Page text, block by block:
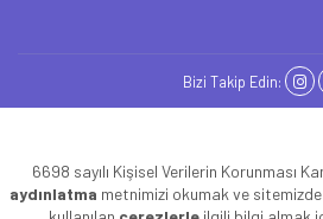
Bizi Takip Edin:
6698 sayılı Kişisel Verilerin Korunması
aydınlatma metnimizi okumak ve